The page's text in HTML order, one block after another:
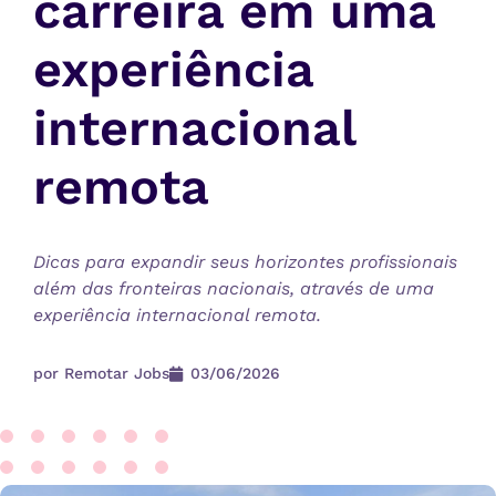
experiência
internacional
remota
Dicas para expandir seus horizontes profissionais
além das fronteiras nacionais, através de uma
experiência internacional remota.
por Remotar Jobs 03/06/2026